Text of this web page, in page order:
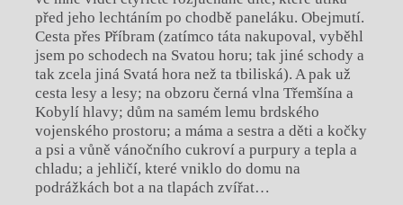
před jeho lechtáním po chodbě paneláku. Obejmutí.
Cesta přes Příbram (zatímco táta nakupoval, vyběhl
jsem po schodech na Svatou horu; tak jiné schody a
tak zcela jiná Svatá hora než ta tbiliská). A pak už
cesta lesy a lesy; na obzoru černá vlna Třemšína a
Kobylí hlavy; dům na samém lemu brdského
vojenského prostoru; a máma a sestra a děti a kočky
a psi a vůně vánočního cukroví a purpury a tepla a
chladu; a jehličí, které vniklo do domu na
podrážkách bot a na tlapách zvířat…